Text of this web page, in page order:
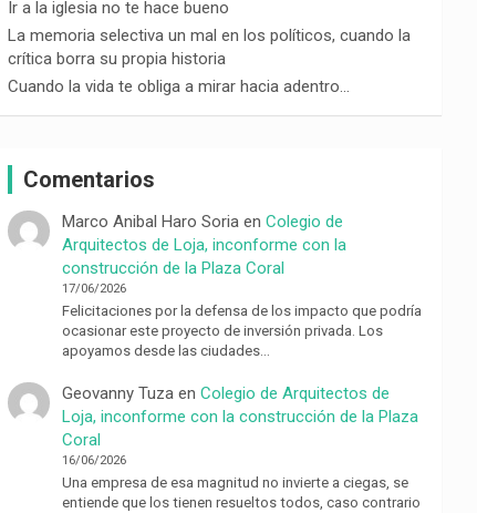
Ir a la iglesia no te hace bueno
La memoria selectiva un mal en los políticos, cuando la
crítica borra su propia historia
Cuando la vida te obliga a mirar hacia adentro…
Comentarios
Marco Anibal Haro Soria enColegio de
Arquitectos de Loja, inconforme con la
construcción de la Plaza Coral
17/06/2026
Felicitaciones por la defensa de los impacto que podría
ocasionar este proyecto de inversión privada. Los
apoyamos desde las ciudades…
Geovanny Tuza enColegio de Arquitectos de
Loja, inconforme con la construcción de la Plaza
Coral
16/06/2026
Una empresa de esa magnitud no invierte a ciegas, se
entiende que los tienen resueltos todos, caso contrario